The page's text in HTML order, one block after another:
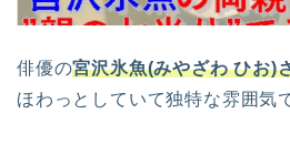
俳優の宮沢氷魚(みやざわ ひお)
ほわっとしていて独特な雰囲気